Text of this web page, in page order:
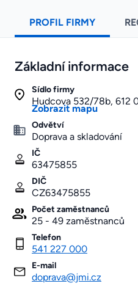
PROFIL FIRMY
Základní informace
Sídlo firmy
Hudcova 532/78b, 612
Zobrazit mapu
Odvětví
Doprava a skladování
IČ
63475855
DIČ
CZ63475855
Počet zaměstnanců
25 - 49 zaměstnanců
Telefon
541 227 000
E-mail
doprava@jmi.cz